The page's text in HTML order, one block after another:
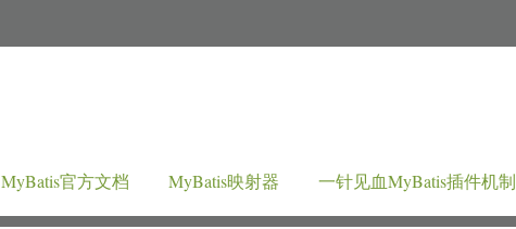
MyBatis官方文档 MyBatis映射器 一针见血MyBatis插件机制